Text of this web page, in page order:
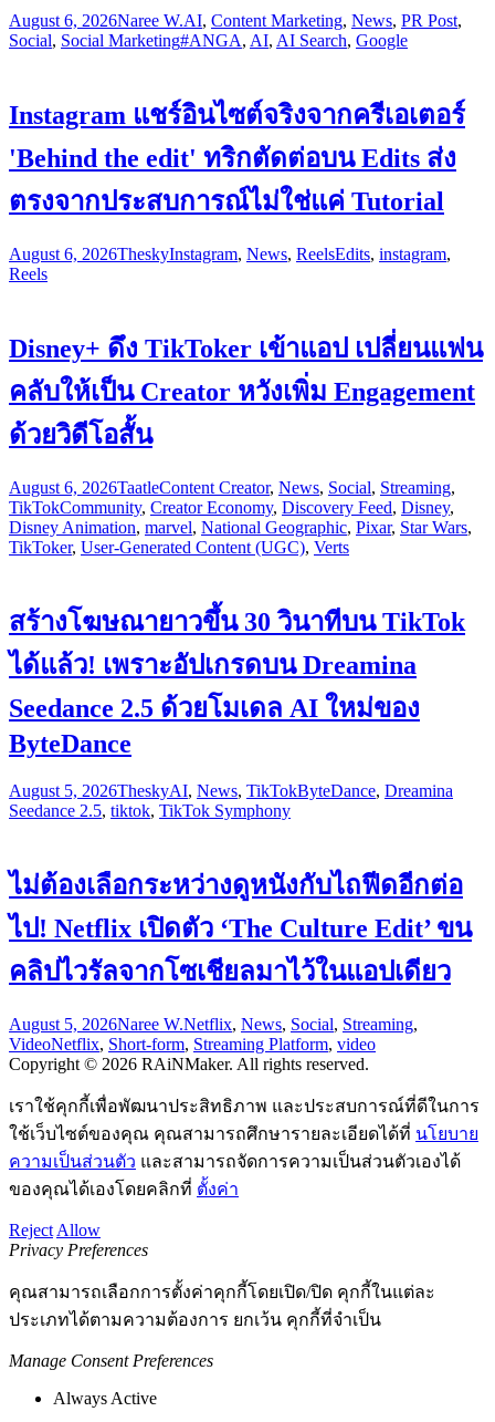
August 6, 2026Naree W.AI, Content Marketing, News, PR Post,
Social, Social Marketing#ANGA, AI, AI Search, Google
Instagram แชร์อินไซต์จริงจากครีเอเตอร์
'Behind the edit' ทริกตัดต่อบน Edits ส่ง
ตรงจากประสบการณ์ไม่ใช่แค่ Tutorial
August 6, 2026TheskyInstagram, News, ReelsEdits, instagram,
Reels
Disney+ ดึง TikToker เข้าแอป เปลี่ยนแฟน
คลับให้เป็น Creator หวังเพิ่ม Engagement
ด้วยวิดีโอสั้น
August 6, 2026TaatleContent Creator, News, Social, Streaming,
TikTokCommunity, Creator Economy, Discovery Feed, Disney,
Disney Animation, marvel, National Geographic, Pixar, Star Wars,
TikToker, User-Generated Content (UGC), Verts
สร้างโฆษณายาวขึ้น 30 วินาทีบน TikTok
ได้แล้ว! เพราะอัปเกรดบน Dreamina
Seedance 2.5 ด้วยโมเดล AI ใหม่ของ
ByteDance
August 5, 2026TheskyAI, News, TikTokByteDance, Dreamina
Seedance 2.5, tiktok, TikTok Symphony
ไม่ต้องเลือกระหว่างดูหนังกับไถฟีดอีกต่อ
ไป! Netflix เปิดตัว ‘The Culture Edit’ ขน
คลิปไวรัลจากโซเชียลมาไว้ในแอปเดียว
August 5, 2026Naree W.Netflix, News, Social, Streaming,
VideoNetflix, Short-form, Streaming Platform, video
Copyright © 2026 RAiNMaker. All rights reserved.
เราใช้คุกกี้เพื่อพัฒนาประสิทธิภาพ และประสบการณ์ที่ดีในการ
ใช้เว็บไซต์ของคุณ คุณสามารถศึกษารายละเอียดได้ที่ นโยบาย
ความเป็นส่วนตัว และสามารถจัดการความเป็นส่วนตัวเองได้
ของคุณได้เองโดยคลิกที่ ตั้งค่า
Reject Allow
Privacy Preferences
คุณสามารถเลือกการตั้งค่าคุกกี้โดยเปิด/ปิด คุกกี้ในแต่ละ
ประเภทได้ตามความต้องการ ยกเว้น คุกกี้ที่จำเป็น
Manage Consent Preferences
Always Active